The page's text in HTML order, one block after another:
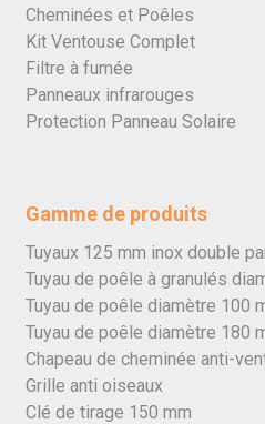
Cheminées et Poêles
Kit Ventouse Complet
Filtre à fumée
Panneaux infrarouges
Protection Panneau Solaire
Gamme de produits
Tuyaux 125 mm inox double
Tuyau de poêle à granulés
Tuyau de poêle diamètre 100
Tuyau de poêle diamètre 180
Chapeau de cheminée anti-
Grille anti oiseaux
Clé de tirage 150 mm